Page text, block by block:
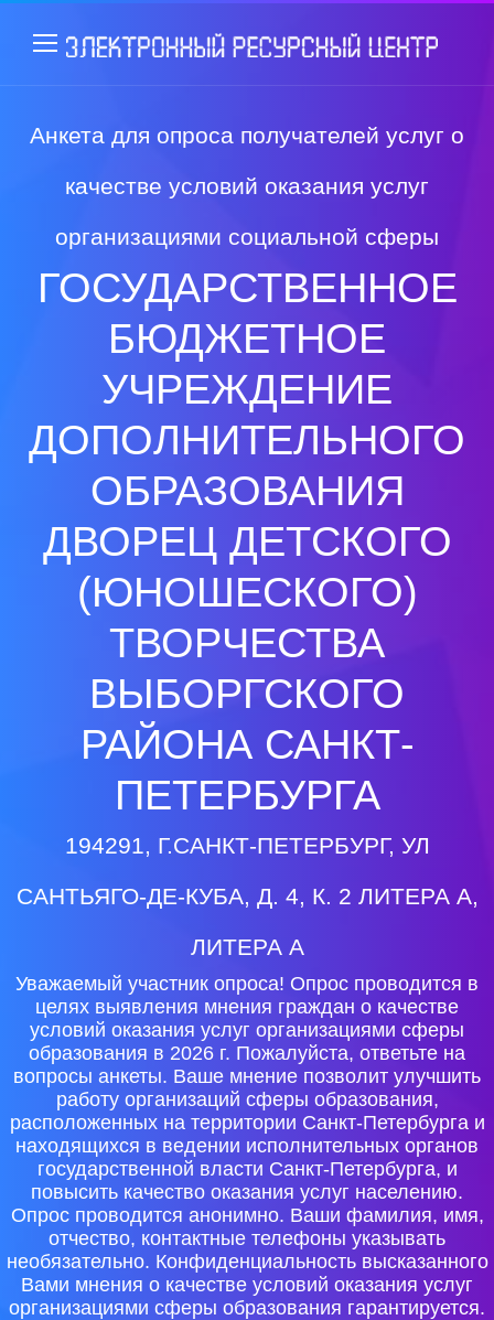
Анкета для опроса получателей услуг о
качестве условий оказания услуг
организациями социальной сферы
ГОСУДАРСТВЕННОЕ
БЮДЖЕТНОЕ
УЧРЕЖДЕНИЕ
ДОПОЛНИТЕЛЬНОГО
ОБРАЗОВАНИЯ
ДВОРЕЦ ДЕТСКОГО
(ЮНОШЕСКОГО)
ТВОРЧЕСТВА
ВЫБОРГСКОГО
РАЙОНА САНКТ-
ПЕТЕРБУРГА
194291, Г.САНКТ-ПЕТЕРБУРГ, УЛ
САНТЬЯГО-ДЕ-КУБА, Д. 4, К. 2 ЛИТЕРА А,
ЛИТЕРА А
Уважаемый участник опроса! Опрос проводится в
целях выявления мнения граждан о качестве
условий оказания услуг организациями сферы
образования в 2026 г. Пожалуйста, ответьте на
вопросы анкеты. Ваше мнение позволит улучшить
работу организаций сферы образования,
расположенных на территории Санкт-Петербурга и
находящихся в ведении исполнительных органов
государственной власти Санкт-Петербурга, и
повысить качество оказания услуг населению.
Опрос проводится анонимно. Ваши фамилия, имя,
отчество, контактные телефоны указывать
необязательно. Конфиденциальность высказанного
Вами мнения о качестве условий оказания услуг
организациями сферы образования гарантируется.